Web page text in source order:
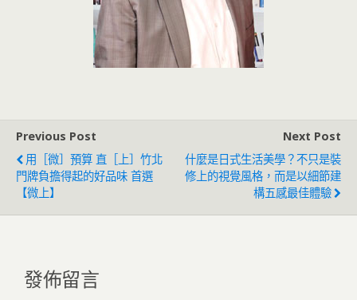
Previous Post
用［微］預算 直［上］竹北
門牌負擔得起的好品味 首選
【微上】
Next Post
什麼是日式生活美學？不只是裝
修上的視覺風格，而是以細節建
構五感最佳體驗
發佈留言